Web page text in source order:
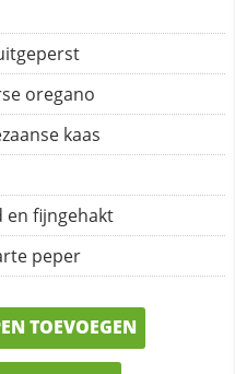
oregano
kaas
en fijngehakt
peper
TOEVOEGEN